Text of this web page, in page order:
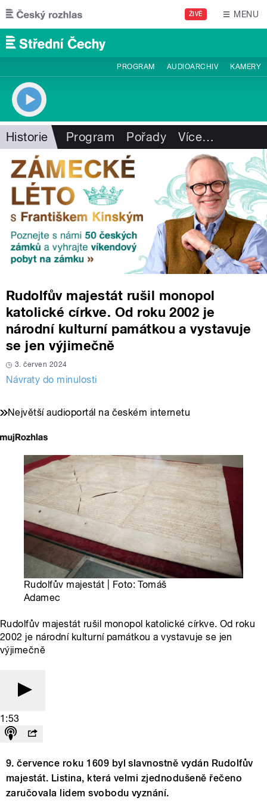
Přejít k hlavnímu obsahu
ŽIVĚ MENU
PROGRAM AUDIOARCHIV KAMERY
Historie Program Pořady Více…
Rudolfův majestát rušil monopol
katolické církve. Od roku 2002 je
národní kulturní památkou a vystavuje
se jen výjimečně
3. červen 2024
Návraty do minulosti
Největší audioportál na českém internetu
Rudolfův majestát | Foto: Tomáš
Adamec
Rudolfův majestát rušil monopol katolické církve. Od roku
2002 je národní kulturní památkou a vystavuje se jen
výjimečně
1:53
9. července roku 1609 byl slavnostně vydán Rudolfův
majestát. Listina, která velmi zjednodušeně řečeno
zaručovala lidem svobodu vyznání.